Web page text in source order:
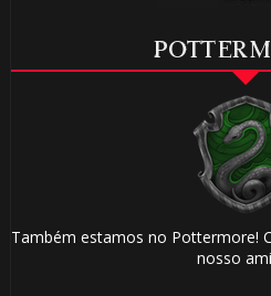
Também estamos no Pottermore!
nosso
⚡